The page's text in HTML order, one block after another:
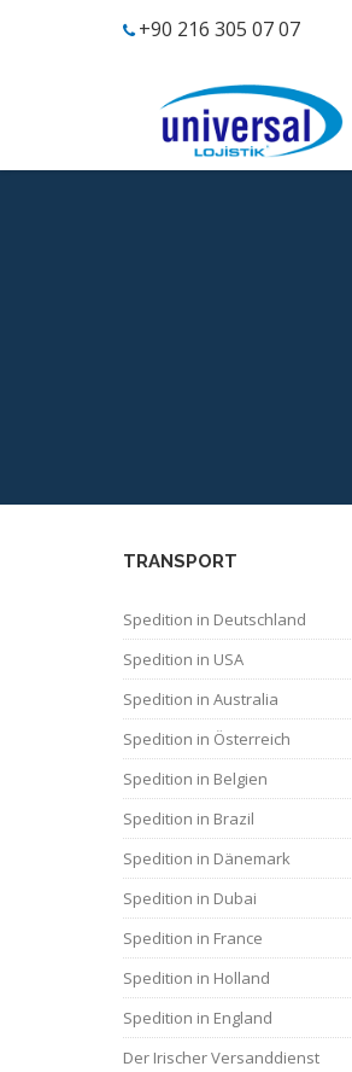
+90 216 305 07 07
TRANSPORT
Spedition in Deutschland
Spedition in USA
Spedition in Australia
Spedition in Österreich
Spedition in Belgien
Spedition in Brazil
Spedition in Dänemark
Spedition in Dubai
Spedition in France
Spedition in Holland
Spedition in England
Der Irischer Versanddienst